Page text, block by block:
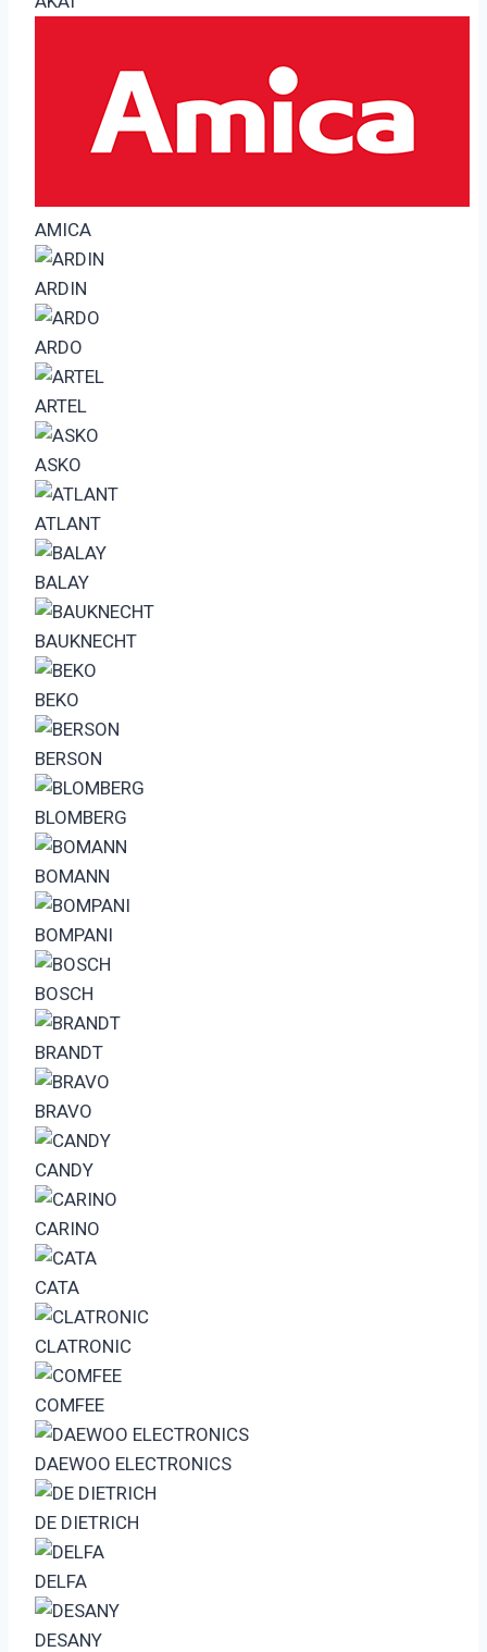
AMICA
ARDIN
ARDO
ARTEL
ASKO
ATLANT
BALAY
BAUKNECHT
BEKO
BERSON
BLOMBERG
BOMANN
BOMPANI
BOSCH
BRANDT
BRAVO
CANDY
CARINO
CATA
CLATRONIC
COMFEE
DAEWOO ELECTRONICS
DE DIETRICH
DELFA
DESANY